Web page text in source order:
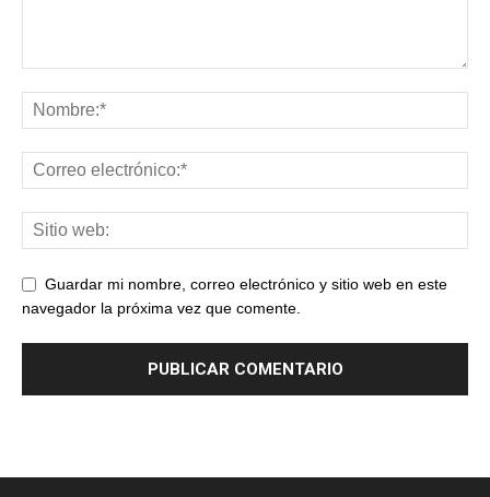
Guardar mi nombre, correo electrónico y sitio web en este
navegador la próxima vez que comente.